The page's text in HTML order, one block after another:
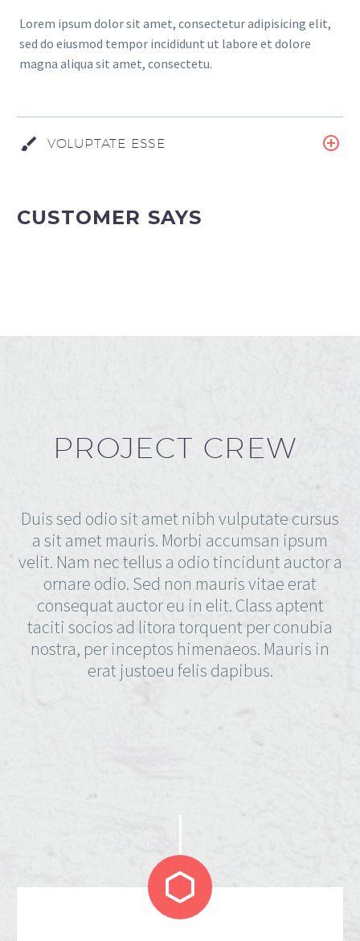
Lorem ipsum dolor sit amet, consectetur adipisicing elit,
sed do eiusmod tempor incididunt ut labore et dolore
magna aliqua sit amet, consectetu.
VOLUPTATE ESSE
CUSTOMER SAYS
PROJECT CREW
Duis sed odio sit amet nibh vulputate cursus
a sit amet mauris. Morbi accumsan ipsum
velit. Nam nec tellus a odio tincidunt auctor a
ornare odio. Sed non mauris vitae erat
consequat auctor eu in elit. Class aptent
taciti socios ad litora torquent per conubia
nostra, per inceptos himenaeos. Mauris in
erat justoeu felis dapibus.

